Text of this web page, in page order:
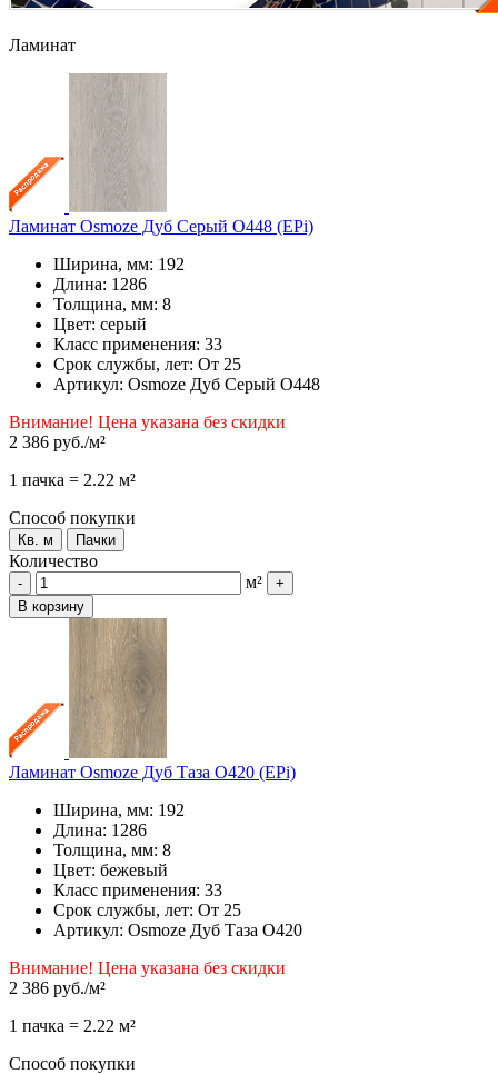
Ламинат
Ламинат Osmoze Дуб Серый О448 (EPi)
Ширина, мм: 192
Длина: 1286
Толщина, мм: 8
Цвет: серый
Класс применения: 33
Срок службы, лет: От 25
Артикул: Osmoze Дуб Серый О448
Внимание! Цена указана без скидки
2 386 руб./м²
1 пачка = 2.22 м²
Способ покупки
Кв. м Пачки
Количество
- м²
+
В корзину
Ламинат Osmoze Дуб Таза О420 (EPi)
Ширина, мм: 192
Длина: 1286
Толщина, мм: 8
Цвет: бежевый
Класс применения: 33
Срок службы, лет: От 25
Артикул: Osmoze Дуб Таза О420
Внимание! Цена указана без скидки
2 386 руб./м²
1 пачка = 2.22 м²
Способ покупки